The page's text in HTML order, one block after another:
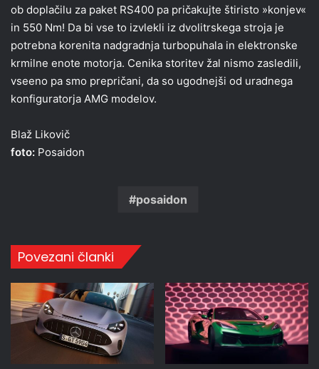
ob doplačilu za paket RS400 pa pričakujte štiristo »konjev«
in 550 Nm! Da bi vse to izvlekli iz dvolitrskega stroja je
potrebna korenita nadgradnja turbopuhala in elektronske
krmilne enote motorja. Cenika storitev žal nismo zasledili,
vseeno pa smo prepričani, da so ugodnejši od uradnega
konfiguratorja AMG modelov.
Blaž Likovič
foto: Posaidon
posaidon
Povezani članki